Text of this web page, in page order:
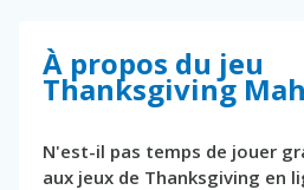
À propos du jeu
Thanksgiving
N'est-il pas temps de jouer
aux jeux de Thanksgiving en